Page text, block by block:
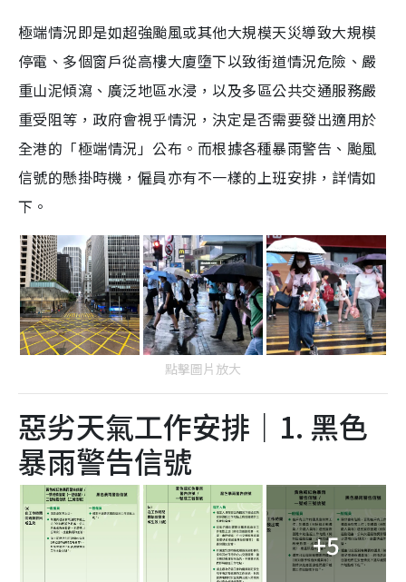
極端情況即是如超強颱風或其他大規模天災導致大規模
停電、多個窗戶從高樓大廈墮下以致街道情況危險、嚴
重山泥傾瀉、廣泛地區水浸，以及多區公共交通服務嚴
重受阻等，政府會視乎情況，決定是否需要發出適用於
全港的「極端情況」公布。而根據各種暴雨警告、颱風
信號的懸掛時機，僱員亦有不一樣的上班安排，詳情如
下。
點擊圖片放大
惡劣天氣工作安排｜1. 黑色
暴雨警告信號
+5